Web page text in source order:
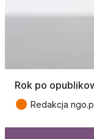
Rok po
● Redakcja